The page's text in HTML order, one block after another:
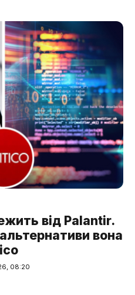
від Palantir.
вона
08:20